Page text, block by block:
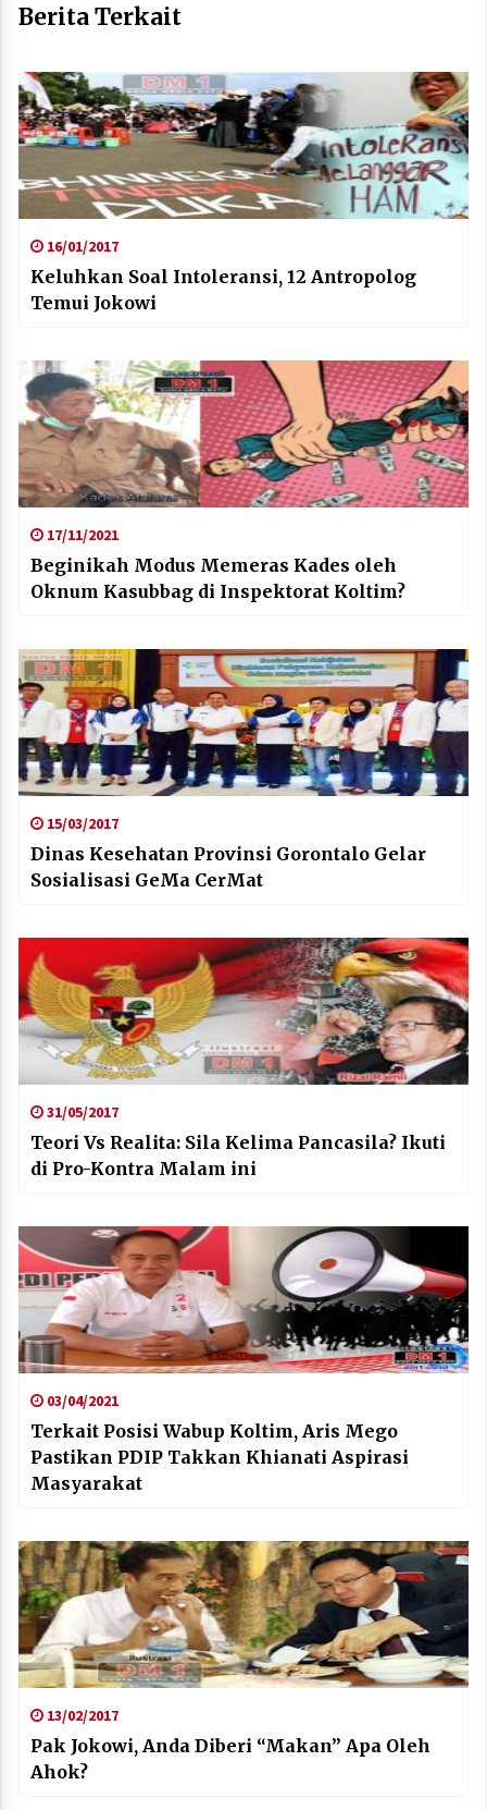
Berita Terkait
16/01/2017
Keluhkan Soal Intoleransi, 12 Antropolog
Temui Jokowi
17/11/2021
Beginikah Modus Memeras Kades oleh
Oknum Kasubbag di Inspektorat Koltim?
15/03/2017
Dinas Kesehatan Provinsi Gorontalo Gelar
Sosialisasi GeMa CerMat
31/05/2017
Teori Vs Realita: Sila Kelima Pancasila? Ikuti
di Pro-Kontra Malam ini
03/04/2021
Terkait Posisi Wabup Koltim, Aris Mego
Pastikan PDIP Takkan Khianati Aspirasi
Masyarakat
13/02/2017
Pak Jokowi, Anda Diberi “Makan” Apa Oleh
Ahok?